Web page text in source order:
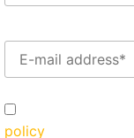
policy